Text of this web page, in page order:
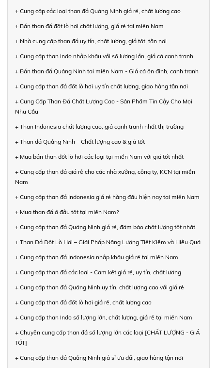
+ Cung cấp các loại than đá Quảng Ninh giá rẻ, chất lượng cao
+ Bán than đá đốt lò hơi chất lượng, giá rẻ tại miền Nam
+ Nhà cung cấp than đá uy tín, chất lượng, giá tốt, tận nơi
+ Cung cấp than Indo nhập khẩu với số lượng lớn, giá cả cạnh tranh
+ Bán than đá Quảng Ninh tại miền Nam - Giá cả ổn định, cạnh tranh
+ Cung cấp than đá đốt lò hơi uy tín chất lượng, giao hàng tận nơi
+ Cung Cấp Than Đá Chất Lượng Cao - Sản Phẩm Tin Cậy Cho Mọi
Nhu Cầu
+ Than Indonesia chất lượng cao, giá cạnh tranh nhất thị trường
+ Than đá Quảng Ninh – Chất lượng cao & giá tốt
+ Mua bán than đốt lò hơi các loại tại miền Nam với giá tốt nhất
+ Cung cấp than đá giá rẻ cho các nhà xưởng, công ty, KCN tại miền
Nam
+ Cung cấp than đá Indonesia giá rẻ hàng đầu hiện nay tại miền Nam
+ Mua than đá ở đâu tốt tại miền Nam?
+ Cung cấp than đá Quảng Ninh giá rẻ, đảm bảo chất lượng tốt nhất
+ Than Đá Đốt Lò Hơi – Giải Pháp Năng Lượng Tiết Kiệm và Hiệu Quả
+ Cung cấp than đá Indonesia nhập khẩu giá rẻ tại miền Nam
+ Cung cấp than đá các loại - Cam kết giá rẻ, uy tín, chất lượng
+ Cung cấp than đá Quảng Ninh uy tín, chất lượng cao với giá rẻ
+ Cung cấp than đá đốt lò hơi giá rẻ, chất lượng cao
+ Cung cấp than Indo số lượng lớn, chất lượng, giá rẻ tại miền Nam
+ Chuyên cung cấp than đá số lượng lớn các loại [CHẤT LƯỢNG - GIÁ
TỐT]
+ Cung cấp than đá Quảng Ninh giá sỉ ưu đãi, giao hàng tận nơi